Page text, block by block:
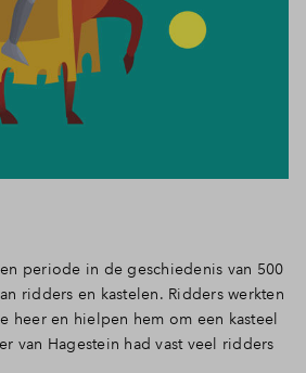
periode in de geschiedenis van 500
ridders en kastelen. Ridders werkten
heer en hielpen hem om een kasteel
van Hagestein had vast veel ridders